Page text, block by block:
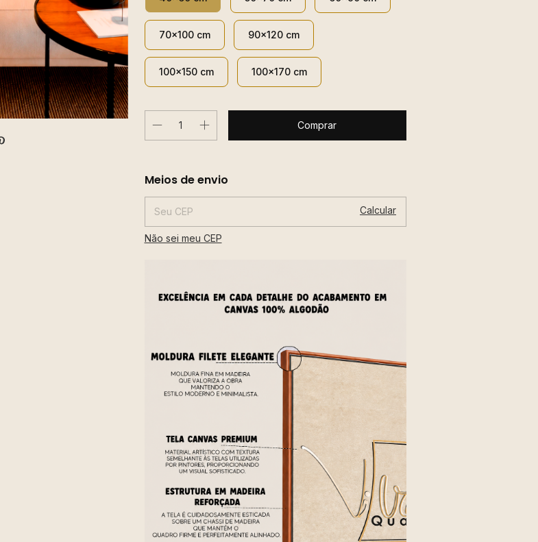
70x100 cm 90x120 cm
100x150 cm 100x170 cm
Entregas para o CEP:
Meios de envio
Calcular
Não sei meu CEP